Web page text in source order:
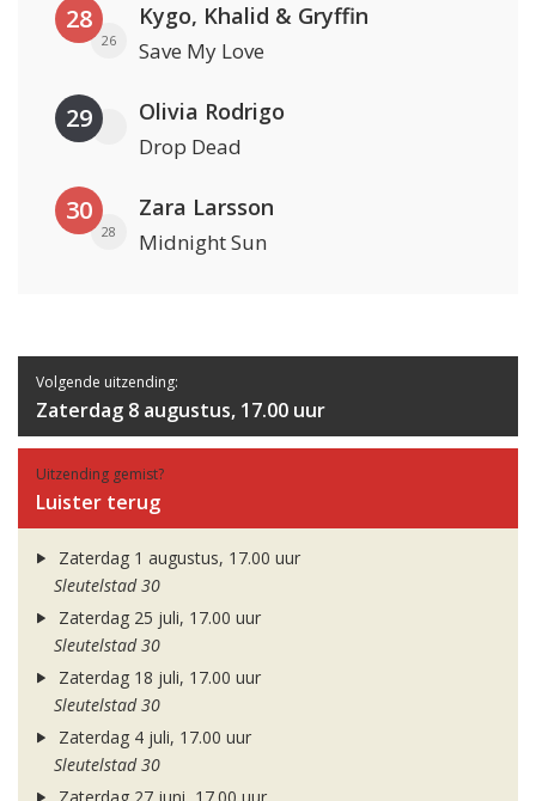
28
26
Kygo, Khalid & Gryffin
Save My Love
29 Olivia Rodrigo
Drop Dead
30
28
Zara Larsson
Midnight Sun
Volgende uitzending:
Zaterdag 8 augustus, 17.00 uur
Uitzending gemist?
Luister terug
Zaterdag 1 augustus, 17.00 uur
Sleutelstad 30
Zaterdag 25 juli, 17.00 uur
Sleutelstad 30
Zaterdag 18 juli, 17.00 uur
Sleutelstad 30
Zaterdag 4 juli, 17.00 uur
Sleutelstad 30